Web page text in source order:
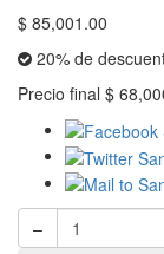
$ 85,001.00
20% de
Precio final $
–